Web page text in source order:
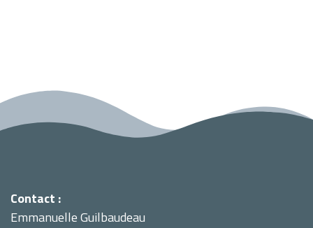
Contact :
Emmanuelle Guilbaudeau